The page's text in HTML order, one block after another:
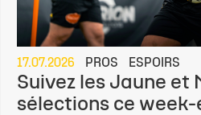
17.07.2026 PROS ESPOIRS
Suivez les Jaune et
sélections ce week-